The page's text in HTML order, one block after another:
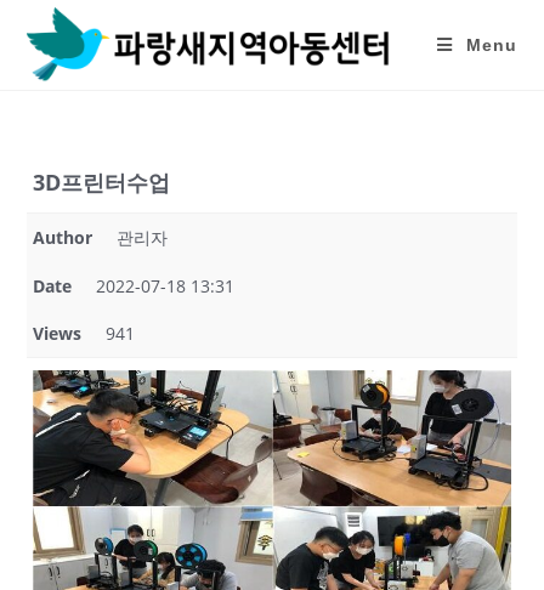
content
Menu
3D프린터수업
Author 관리자
Date 2022-07-18 13:31
Views 941